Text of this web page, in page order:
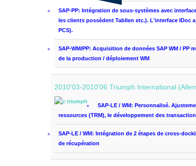
SAP-PP: Intégration de sous-systèmes avec
les clients possèdent Tabllen etc.). L'interface IDoc
PCS).
SAP-WM/PP: Acquisition de données SAP WM / PP
de la production / déploiement WM
2010'03-2010'06 Triumph International
SAP-LE / WM: Personnalisé.
ressources (TRM), le développement des
SAP-LE / WM: Intégration de 2 étapes de cross-
de récupération